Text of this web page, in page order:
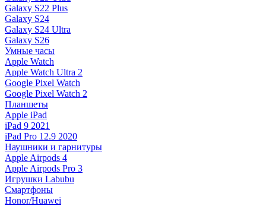
Galaxy S22 Plus
Galaxy S24
Galaxy S24 Ultra
Galaxy S26
Умные часы
Apple Watch
Apple Watch Ultra 2
Google Pixel Watch
Google Pixel Watch 2
Планшеты
Apple iPad
iPad 9 2021
iPad Pro 12.9 2020
Наушники и гарнитуры
Apple Airpods 4
Apple Airpods Pro 3
Игрушки Labubu
Смартфоны
Honor/Huawei